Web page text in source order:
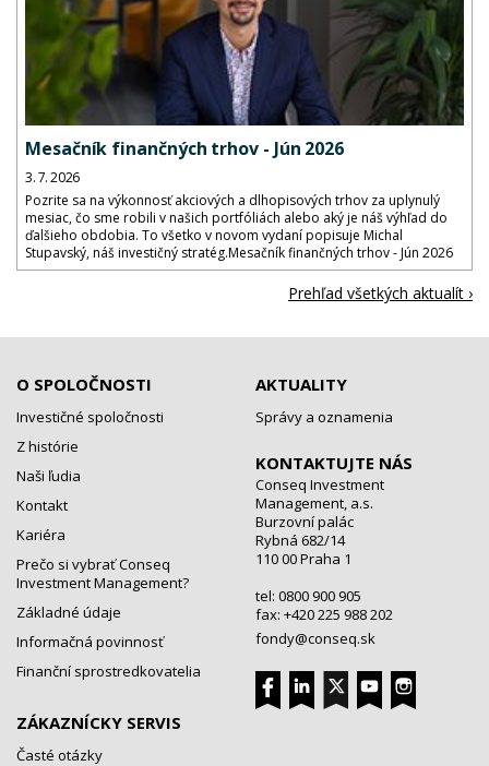
Mesačník finančných trhov - Jún 2026
3. 7. 2026
Pozrite sa na výkonnosť akciových a dlhopisových trhov za uplynulý
mesiac, čo sme robili v našich portfóliách alebo aký je náš výhľad do
ďalšieho obdobia. To všetko v novom vydaní popisuje Michal
Stupavský, náš investičný stratég.Mesačník finančných trhov - Jún 2026
Prehľad všetkých aktualít ›
O SPOLOČNOSTI
Investičné spoločnosti
Z histórie
Naši ľudia
Kontakt
Kariéra
Prečo si vybrať Conseq
Investment Management?
Základné údaje
Informačná povinnosť
Finanční sprostredkovatelia
ZÁKAZNÍCKY SERVIS
Časté otázky
AKTUALITY
Správy a oznamenia
KONTAKTUJTE NÁS
Conseq Investment
Management, a.s.
Burzovní palác
Rybná 682/14
110 00 Praha 1
tel: 0800 900 905
fax: +420 225 988 202
fondy@conseq.sk